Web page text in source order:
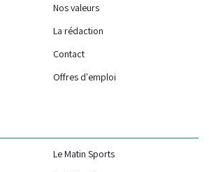
Nos valeurs
La rédaction
Contact
Offres d'emploi
Le Matin Sports